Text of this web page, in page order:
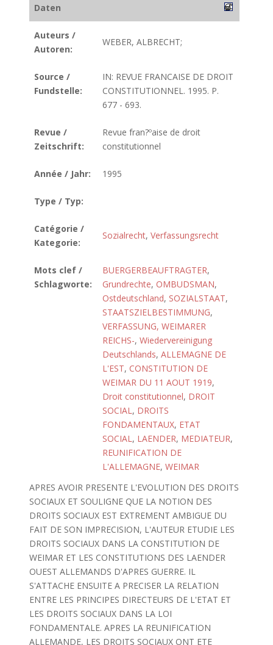
Daten
Auteurs /
Autoren:
WEBER, ALBRECHT;
Source /
Fundstelle:
IN: REVUE FRANCAISE DE DROIT
CONSTITUTIONNEL. 1995. P.
677 - 693.
Revue /
Zeitschrift:
Revue fran?ºaise de droit
constitutionnel
Année / Jahr: 1995
Type / Typ:
Catégorie /
Kategorie:
Sozialrecht, Verfassungsrecht
Mots clef /
Schlagworte:
BUERGERBEAUFTRAGTER,
Grundrechte, OMBUDSMAN,
Ostdeutschland, SOZIALSTAAT,
STAATSZIELBESTIMMUNG,
VERFASSUNG, WEIMARER
REICHS-, Wiedervereinigung
Deutschlands, ALLEMAGNE DE
L'EST, CONSTITUTION DE
WEIMAR DU 11 AOUT 1919,
Droit constitutionnel, DROIT
SOCIAL, DROITS
FONDAMENTAUX, ETAT
SOCIAL, LAENDER, MEDIATEUR,
REUNIFICATION DE
L'ALLEMAGNE, WEIMAR
APRES AVOIR PRESENTE L'EVOLUTION DES DROITS
SOCIAUX ET SOULIGNE QUE LA NOTION DES
DROITS SOCIAUX EST EXTREMENT AMBIGUE DU
FAIT DE SON IMPRECISION, L'AUTEUR ETUDIE LES
DROITS SOCIAUX DANS LA CONSTITUTION DE
WEIMAR ET LES CONSTITUTIONS DES LAENDER
OUEST ALLEMANDS D'APRES GUERRE. IL
S'ATTACHE ENSUITE A PRECISER LA RELATION
ENTRE LES PRINCIPES DIRECTEURS DE L'ETAT ET
LES DROITS SOCIAUX DANS LA LOI
FONDAMENTALE. APRES LA REUNIFICATION
ALLEMANDE, LES DROITS SOCIAUX ONT ETE